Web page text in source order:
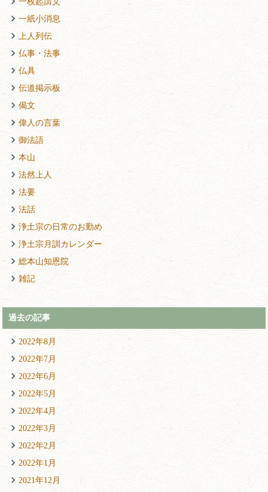
一紙小消息
上人列伝
仏事・法事
仏具
伝道掲示板
偈文
偉人の言葉
御法語
本山
法然上人
法要
法話
浄土宗の日常のお勤め
浄土宗月訓カレンダー
総本山知恩院
雑記
過去の記事
2022年8月
2022年7月
2022年6月
2022年5月
2022年4月
2022年3月
2022年2月
2022年1月
2021年12月